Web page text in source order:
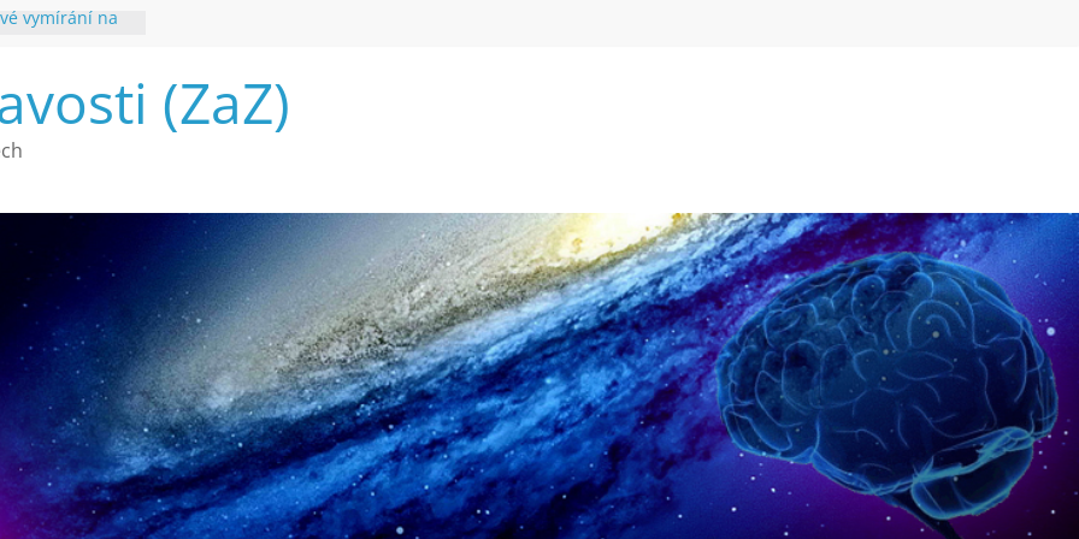
vymírání na
Záhady
(ZaZ)